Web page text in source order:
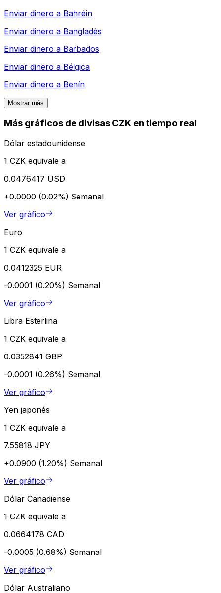
Enviar dinero a Bahréin
Enviar dinero a Bangladés
Enviar dinero a Barbados
Enviar dinero a Bélgica
Enviar dinero a Benín
Mostrar más
Más gráficos de divisas CZK en tiempo real
Dólar estadounidense
1 CZK equivale a
0.0476417 USD
+0.0000 (0.02%) Semanal
Ver gráfico
Euro
1 CZK equivale a
0.0412325 EUR
-0.0001 (0.20%) Semanal
Ver gráfico
Libra Esterlina
1 CZK equivale a
0.0352841 GBP
-0.0001 (0.26%) Semanal
Ver gráfico
Yen japonés
1 CZK equivale a
7.55818 JPY
+0.0900 (1.20%) Semanal
Ver gráfico
Dólar Canadiense
1 CZK equivale a
0.0664178 CAD
-0.0005 (0.68%) Semanal
Ver gráfico
Dólar Australiano